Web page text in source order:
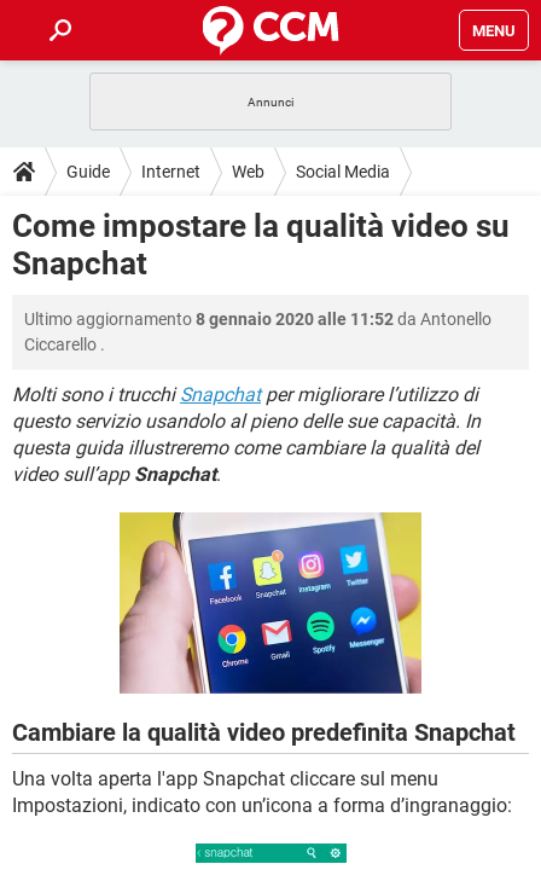
MENU
INTRATTENIMENTO ANDROID
iOS WINDOWS 10
INSTAGRAM
HARDWARE
GUIDE
COVID-19
INTRATTENIMENTO ANDROID
INSTAGRAM WHATSAPP
HARDWARE
DOWNLOAD
COVID-19
iOS
INSTAGRAM WHATSAPP
TIKTOK FACEBOOK
HARDWARE
FORUM
COVID-19 GAMING
iOS WINDOWS 10
INSTAGRAM WHATSAPP
TIKTOK
GLOSSARIO
COVID-19 GAMING
INTRATTENIMENTO ANDROID
iOS
FACEBOOK
Guide Internet Web Social Media
Come impostare la qualità video su
Snapchat
Ultimo aggiornamento8 gennaio 2020 alle 11:52da Antonello
Ciccarello .
Molti sono i trucchiSnapchatper migliorare l’utilizzo di
questo servizio usandolo al pieno delle sue capacità. In
questa guida illustreremo come cambiare la qualità del
video sull’app Snapchat.
Cambiare la qualità video predefinita Snapchat
Una volta aperta l'app Snapchat cliccare sul menu
Impostazioni, indicato con un’icona a forma d’ingranaggio: